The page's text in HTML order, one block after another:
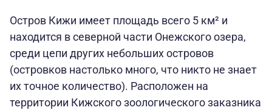
Остров Кижи имеет площадь всего 5 км² и
находится в северной части Онежского озера,
среди цепи других небольших островов
(островков настолько много, что никто не знает
их точное количество). Расположен на
территории Кижского зоологического заказника